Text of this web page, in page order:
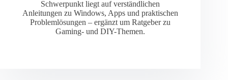
Schwerpunkt liegt auf verständlichen
Anleitungen zu Windows, Apps und praktischen
Problemlösungen – ergänzt um Ratgeber zu
Gaming- und DIY-Themen.